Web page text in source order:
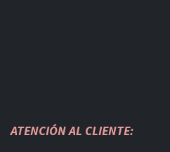
ATENCIÓN AL CLIENTE: